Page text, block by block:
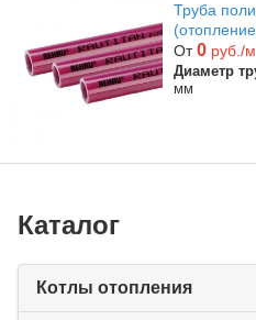
Труба
От0 руб./м
Диаметр
мм
Каталог
Котлы отопления